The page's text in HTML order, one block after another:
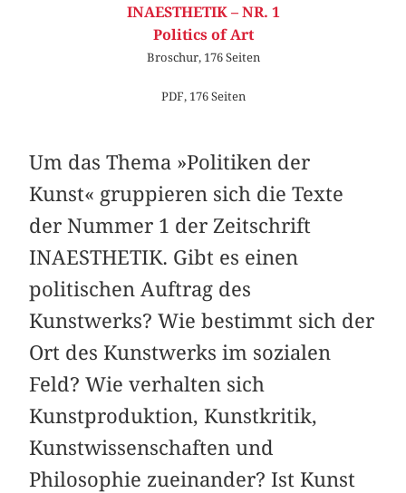
INAESTHETIK – NR. 1
Politics of Art
Broschur, 176 Seiten
PDF, 176 Seiten
Um das Thema »Politiken der
Kunst« gruppieren sich die Texte
der Nummer 1 der Zeitschrift
INAESTHETIK. Gibt es einen
politischen Auftrag des
Kunstwerks? Wie bestimmt sich der
Ort des Kunstwerks im sozialen
Feld? Wie verhalten sich
Kunstproduktion, Kunstkritik,
Kunstwissenschaften und
Philosophie zueinander? Ist Kunst